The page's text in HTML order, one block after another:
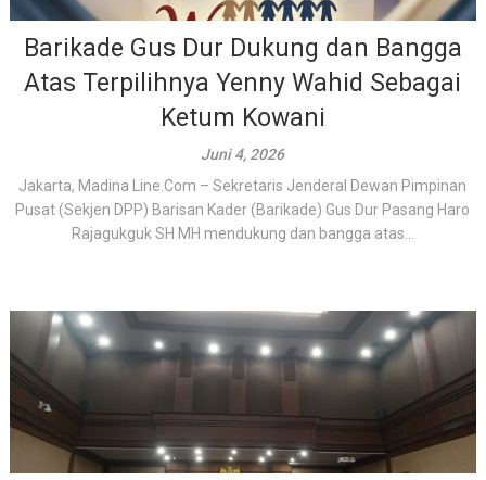
Barikade Gus Dur Dukung dan Bangga
Atas Terpilihnya Yenny Wahid Sebagai
Ketum Kowani
Juni 4, 2026
Jakarta, Madina Line.Com – Sekretaris Jenderal Dewan Pimpinan
Pusat (Sekjen DPP) Barisan Kader (Barikade) Gus Dur Pasang Haro
Rajagukguk SH MH mendukung dan bangga atas...